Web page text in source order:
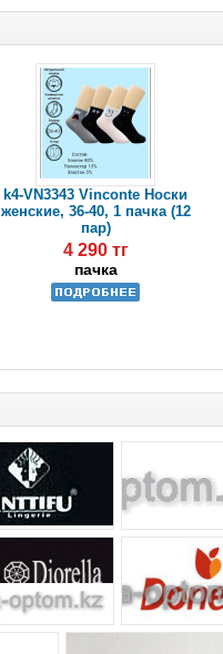
k4-VN3343 Vinconte Носки
женские, 36-40, 1 пачка (12
пар)
4 290 тг
пачка